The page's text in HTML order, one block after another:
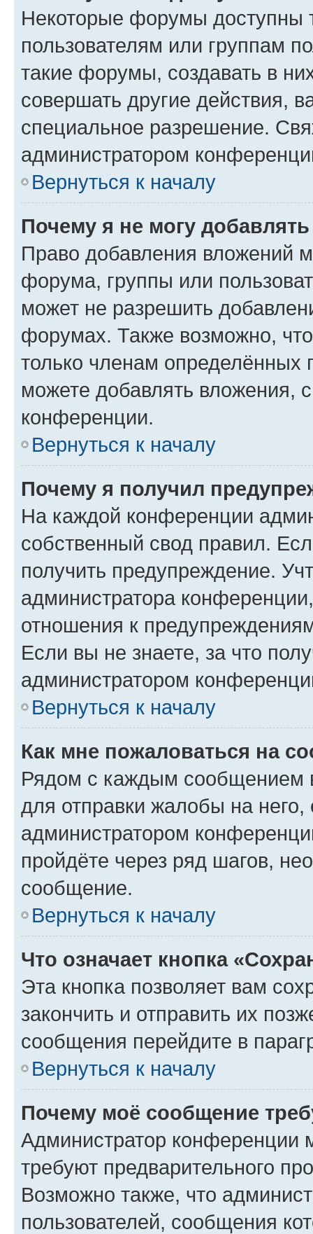
Некоторые форумы доступны
пользователям или группам
такие форумы, создавать в
совершать другие действия,
специальное разрешение.
администратором
Вернуться к началу
Почему я не могу
Право добавления вложений
форума, группы или
может не разрешить
форумах. Также возможно,
только членам определённых
можете добавлять вложения,
конференции.
Вернуться к началу
Почему я получил
На каждой конференции
собственный свод правил.
получить предупреждение.
администратора
отношения к
Если вы не знаете, за что
администратором
Вернуться к началу
Как мне пожаловаться на
Рядом с каждым сообщением
для отправки жалобы на
администратором
пройдёте через ряд шагов,
сообщение.
Вернуться к началу
Что означает кнопка
Эта кнопка позволяет вам
закончить и отправить их
сообщения перейдите в
Вернуться к началу
Почему моё сообщение
Администратор конференции
требуют предварительного
Возможно также, что
пользователей, сообщения